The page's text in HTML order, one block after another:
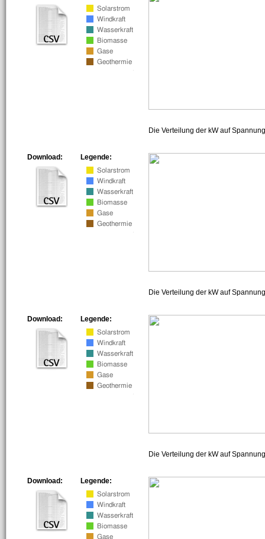
Die Verteilung der kW auf
Legende:
Download:
Die Verteilung der kW auf
Legende:
Download:
Die Verteilung der kW auf
Legende:
Download: